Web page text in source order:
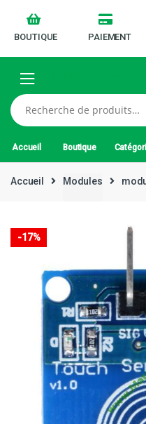
BOUTIQUE PAIEMENT
Recherche
pour :
Accueil Boutique
Accueil Modules
-17%